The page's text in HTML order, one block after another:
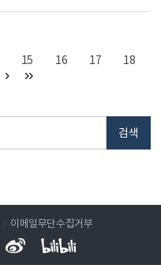
15 16 17
18
검색
/ 이메일무단수집거부